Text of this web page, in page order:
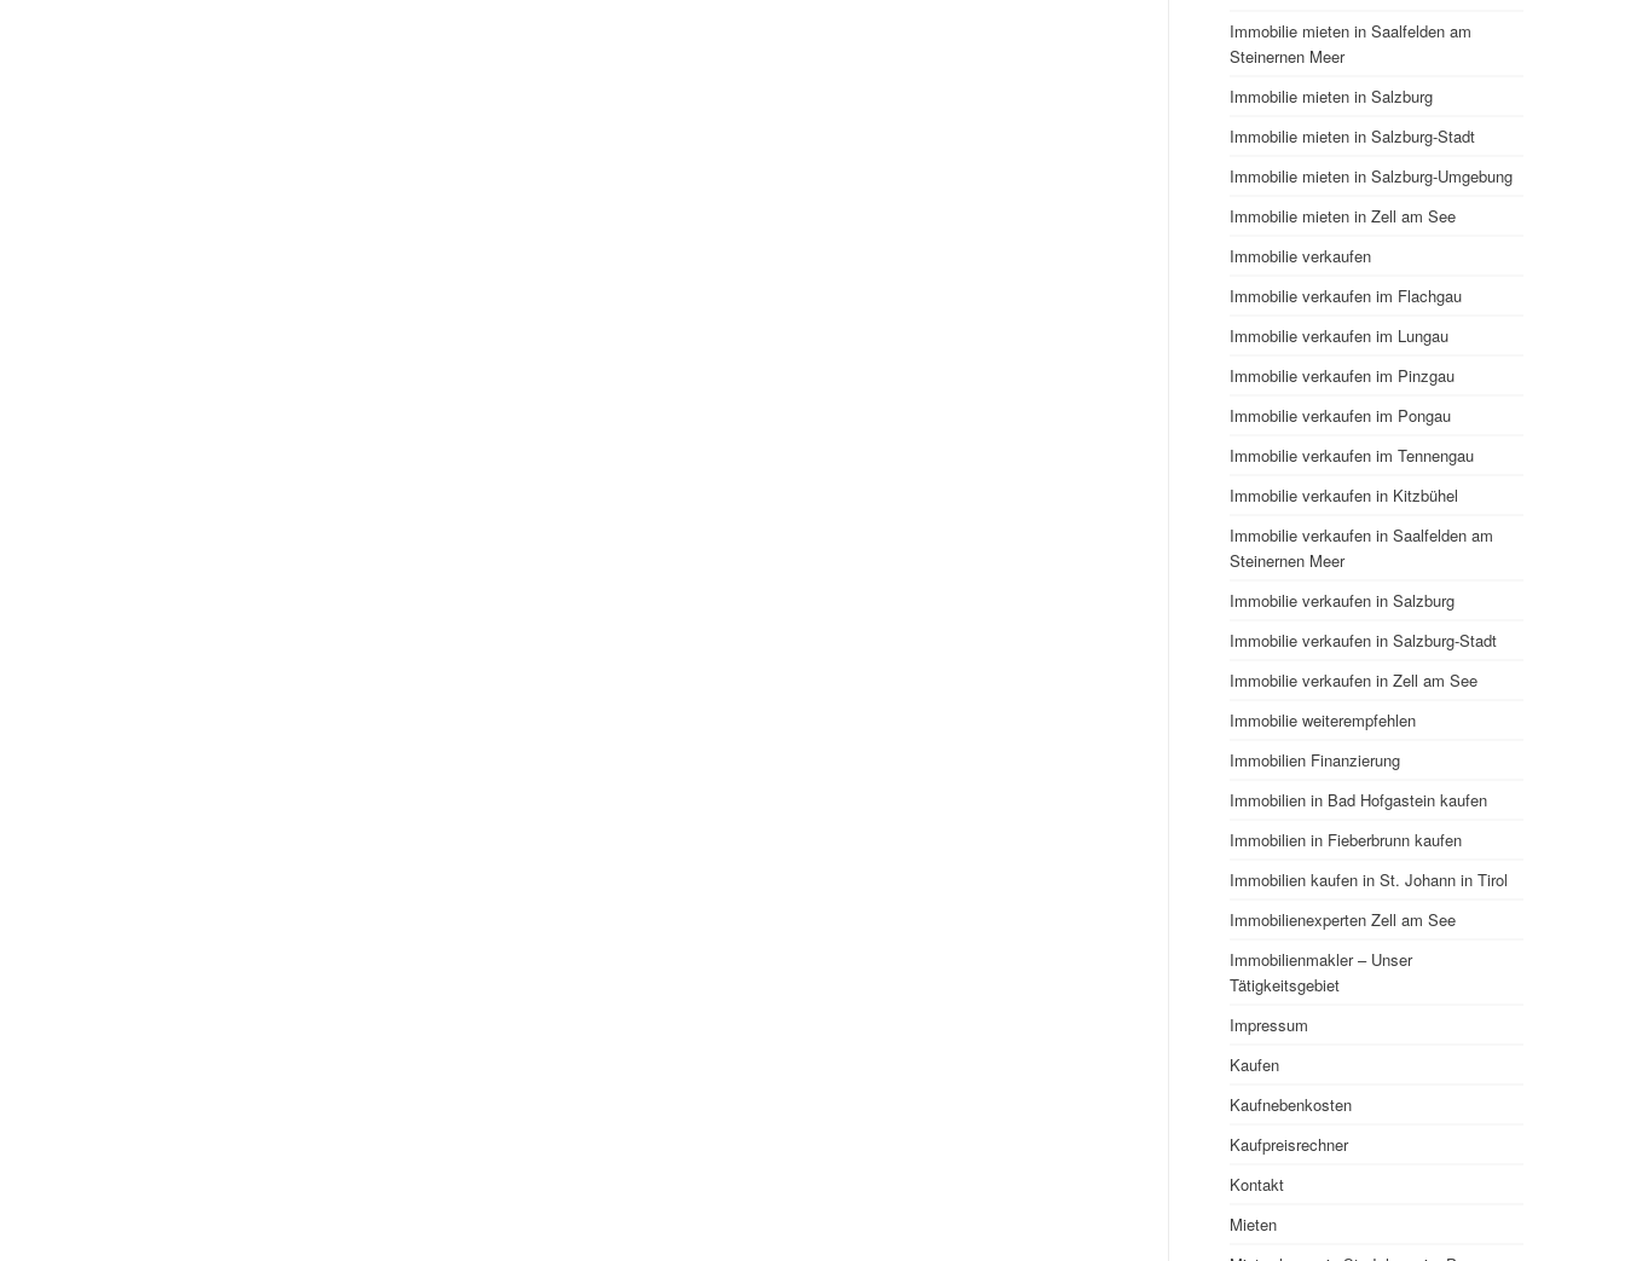
Immobilie mieten in Saalfelden am
Steinernen Meer
Immobilie mieten in Salzburg
Immobilie mieten in Salzburg-Stadt
Immobilie mieten in Salzburg-Umgebung
Immobilie mieten in Zell am See
Immobilie verkaufen
Immobilie verkaufen im Flachgau
Immobilie verkaufen im Lungau
Immobilie verkaufen im Pinzgau
Immobilie verkaufen im Pongau
Immobilie verkaufen im Tennengau
Immobilie verkaufen in Kitzbühel
Immobilie verkaufen in Saalfelden am
Steinernen Meer
Immobilie verkaufen in Salzburg
Immobilie verkaufen in Salzburg-Stadt
Immobilie verkaufen in Zell am See
Immobilie weiterempfehlen
Immobilien Finanzierung
Immobilien in Bad Hofgastein kaufen
Immobilien in Fieberbrunn kaufen
Immobilien kaufen in St. Johann in Tirol
Immobilienexperten Zell am See
Immobilienmakler – Unser
Tätigkeitsgebiet
Impressum
Kaufen
Kaufnebenkosten
Kaufpreisrechner
Kontakt
Mieten